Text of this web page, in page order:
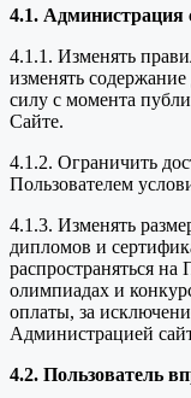
4.1. Администрация
4.1.1. Изменять
изменять
силу с момента
Сайте.
4.1.2. Ограничить
Пользователем
4.1.3. Изменять
дипломов и
распространяться на
олимпиадах и
оплаты, за
Администрацией
4.2. Пользователь